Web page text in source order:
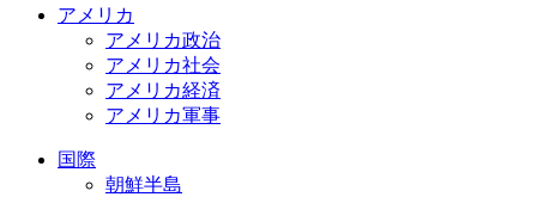
アメリカ
アメリカ政治
アメリカ社会
アメリカ経済
アメリカ軍事
国際
朝鮮半島